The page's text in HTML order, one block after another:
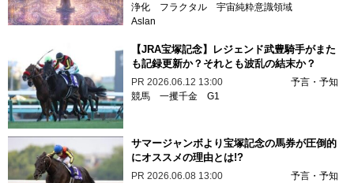
浄化
フラクタル 宇宙純粋意識領域
Aslan
【JRA宝塚記念】レジェンド武豊騎手がまた
も記録更新か？それとも波乱の結末か？
PR 2026.06.12 13:00
予言・予知
競馬 一攫千金 G1
サマージャンボより宝塚記念の馬券が圧倒的
にオススメの理由とは!?
PR 2026.06.08 13:00
予言・予知